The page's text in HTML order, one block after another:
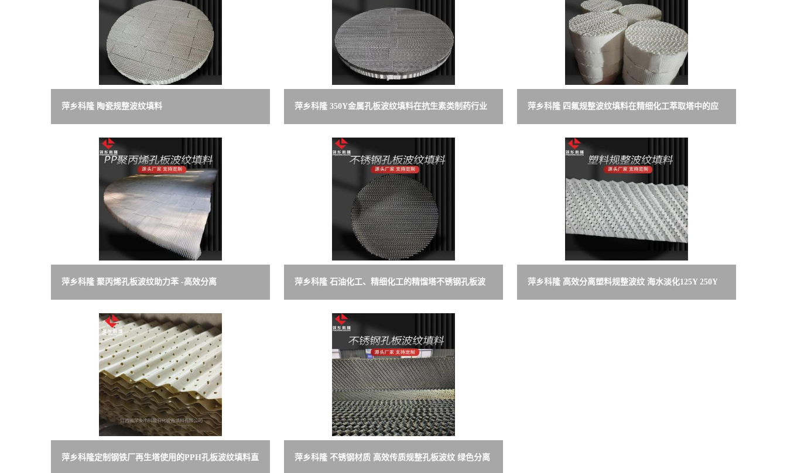
萍乡科隆 陶瓷规整波纹填料
100Y/125Y/160Y/250Y/350Y/400Y/450Y/500Y
萍乡科隆 350Y金属孔板波纹填料在抗生素类制药行业
的应用 分离效果提升
萍乡科隆 四氟规整波纹填料在精细化工萃取塔中的应
用 规格定制
萍乡科隆 聚丙烯孔板波纹助力苯 -高效分离
250Y/125Y/350Y/450Y/500Y
萍乡科隆 石油化工、精细化工的精馏塔不锈钢孔板波
纹 碳捕集装置
萍乡科隆 高效分离塑料规整波纹 海水淡化125Y 250Y
等型号 规格定制
萍乡科隆定制钢铁厂再生塔使用的PPH孔板波纹填料直
萍乡科隆 不锈钢材质 高效传质规整孔板波纹 绿色分离